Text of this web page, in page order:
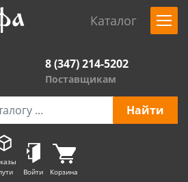
Каталог
8 (347) 214-5202
Поставщикам
Войти Корзина